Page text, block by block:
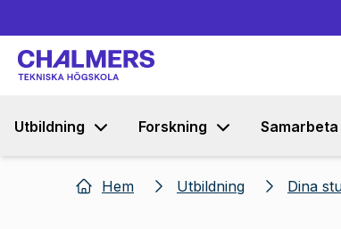
Utbildning Forskning
Hem Utbildning Dina